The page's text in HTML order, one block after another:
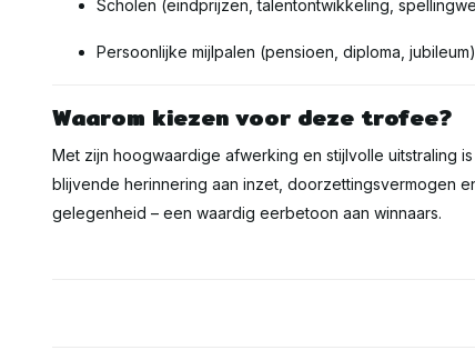
Scholen (eindprijzen, talentontwikkeling,
Persoonlijke mijlpalen (pensioen, diploma, jubileum)
Waarom kiezen voor deze trofee?
Met zijn hoogwaardige afwerking en stijlvolle uitstraling
blijvende herinnering aan inzet, doorzettingsvermogen
gelegenheid – een waardig eerbetoon aan winnaars.